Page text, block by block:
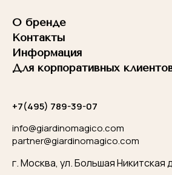
О бренде
Контакты
Информация
Для корпоративных
+7(495) 789-39-07
info@giardinomagico.com
partner@giardinomagico.com
г. Москва, ул. Большая Никитская